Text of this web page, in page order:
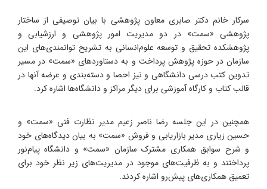
سرکار خانم دکتر صابری معاون پژوهشی با بیان توصیفی از ساختار
پژوهشی «سمت» در دو مدیریت امور پژوهشی و ارزشیابی و
پژوهشکده تحقیق و توسعه علوم‌انسانی به تشریح توانمندی‌های این
سازمان در حوزه پژوهش پرداخت و به دستاوردهای «سمت» در مسیر
تدوین کتب درسی دانشگاهی و نیز احصا و دسته‌بندی و عرضه آنها در
قالب کتاب و کارگاه آموزشی برای دیگر مراکز و دانشگاه‌ها اشاره کرد.
همچنین در این جلسه رضا ناصر زعیم مدیر نظارت فنی «سمت» و
حسین زیاری مدیر بازاریابی و فروش «سمت» به بیان دیدگاه‌های خود
و شرح سوابق همکاری مشترک سازمان «سمت» و دانشگاه پیام‌نور
پرداختند و به ظرفیت‌های موجود در مدیریت‌های زیر نظر خود برای
تعمیق همکاری‌های پیش‌رو اشاره کردند.